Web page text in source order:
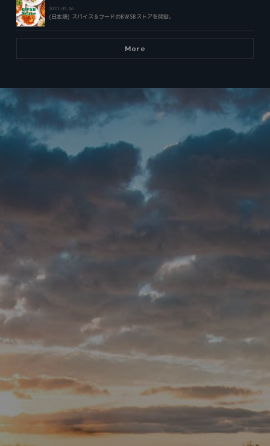
2021.05.06
(日本語) スパイス＆フードのBWSBストアを開設。
More